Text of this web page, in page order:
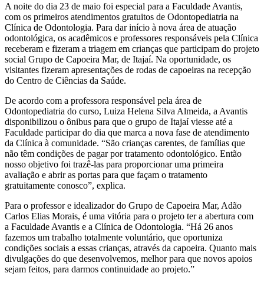
A noite do dia 23 de maio foi especial para a Faculdade Avantis,
com os primeiros atendimentos gratuitos de Odontopediatria na
Clínica de Odontologia. Para dar início à nova área de atuação
odontológica, os acadêmicos e professores responsáveis pela Clínica
receberam e fizeram a triagem em crianças que participam do projeto
social Grupo de Capoeira Mar, de Itajaí. Na oportunidade, os
visitantes fizeram apresentações de rodas de capoeiras na recepção
do Centro de Ciências da Saúde.
De acordo com a professora responsável pela área de
Odontopediatria do curso, Luiza Helena Silva Almeida, a Avantis
disponibilizou o ônibus para que o grupo de Itajaí viesse até a
Faculdade participar do dia que marca a nova fase de atendimento
da Clínica à comunidade. “São crianças carentes, de famílias que
não têm condições de pagar por tratamento odontológico. Então
nosso objetivo foi trazê-las para proporcionar uma primeira
avaliação e abrir as portas para que façam o tratamento
gratuitamente conosco”, explica.
Para o professor e idealizador do Grupo de Capoeira Mar, Adão
Carlos Elias Morais, é uma vitória para o projeto ter a abertura com
a Faculdade Avantis e a Clínica de Odontologia. “Há 26 anos
fazemos um trabalho totalmente voluntário, que oportuniza
condições sociais a essas crianças, através da capoeira. Quanto mais
divulgações do que desenvolvemos, melhor para que novos apoios
sejam feitos, para darmos continuidade ao projeto.”